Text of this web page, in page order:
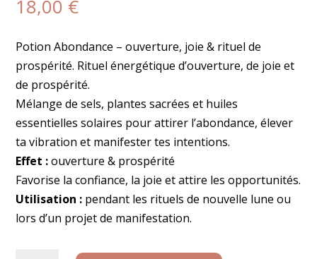
18,00 €
Potion Abondance – ouverture, joie & rituel de
prospérité. Rituel énergétique d’ouverture, de joie et
de prospérité.
Mélange de sels, plantes sacrées et huiles
essentielles solaires pour attirer l’abondance, élever
ta vibration et manifester tes intentions.
Effet :ouverture & prospérité
Favorise la confiance, la joie et attire les opportunités.
Utilisation : pendant les rituels de nouvelle lune ou
lors d’un projet de manifestation.